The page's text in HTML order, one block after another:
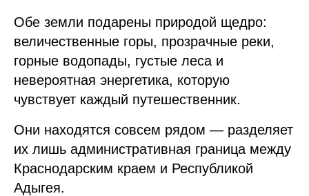
Обе земли подарены природой щедро:
величественные горы, прозрачные реки,
горные водопады, густые леса и
невероятная энергетика, которую
чувствует каждый путешественник.
Они находятся совсем рядом — разделяет
их лишь административная граница между
Краснодарским краем и Республикой
Адыгея.